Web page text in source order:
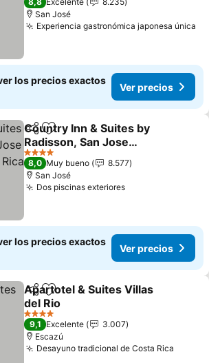
San José
Experiencia gastronómica japonesa única
los precios exactos
Ver precios
CompartirAgregar a favoritos
Country Inn & Suites by
Radisson, San Jose
Aeropuerto, Costa Rica
4 Estrellas
8,0 Muy bueno
8.577
San José
Dos piscinas exteriores
los precios exactos
Ver precios
CompartirAgregar a favoritos
Apartotel & Suites Villas
del Rio
4 Estrellas
9,1 Excelente
3.007
Escazú
Desayuno tradicional de Costa Rica